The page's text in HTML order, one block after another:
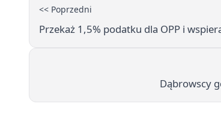
<< Poprzedni
Przekaż 1,5% podatku dla OPP i
Dąbrowscy